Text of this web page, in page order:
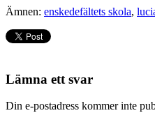
Ämnen: enskedefältets skola,
Lämna ett svar
Din e-postadress kommer inte